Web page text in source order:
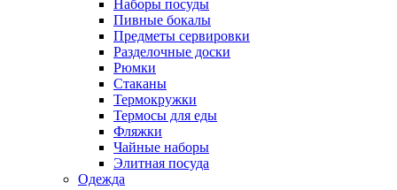
Наборы посуды
Пивные бокалы
Предметы сервировки
Разделочные доски
Рюмки
Стаканы
Термокружки
Термосы для еды
Фляжки
Чайные наборы
Элитная посуда
Одежда